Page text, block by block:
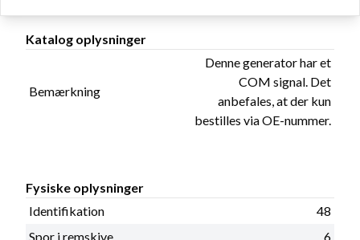
Katalog oplysninger
Bemærkning
Denne generator har et
COM signal. Det
anbefales, at der kun
bestilles via OE-nummer.
Fysiske oplysninger
Identifikation
48
Spor i remskive
6